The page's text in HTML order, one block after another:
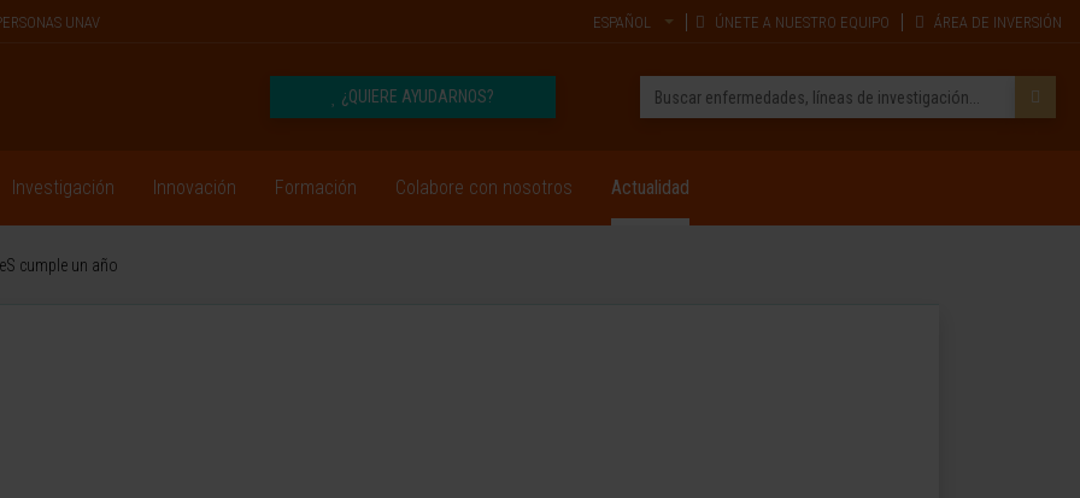
UNAV ESPAÑOL ÚNETE A NUESTRO EQUIPO ÁREA DE INVERSIÓN
¿QUIERE AYUDARNOS?
Investigación Innovación Formación Colabore con nosotros Actualidad
cumple un año